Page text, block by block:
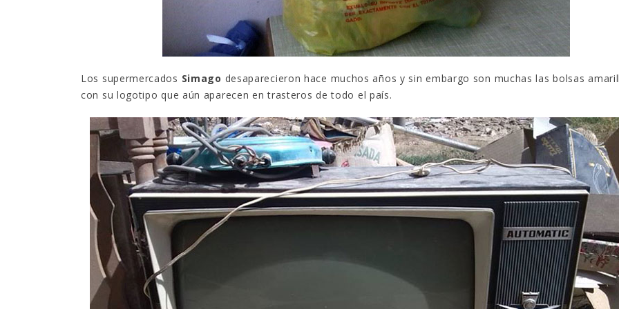
Los supermercados Simago desaparecieron hace muchos años y sin embargo son muchas las bolsas
con su logotipo que aún aparecen en trasteros de todo el país.